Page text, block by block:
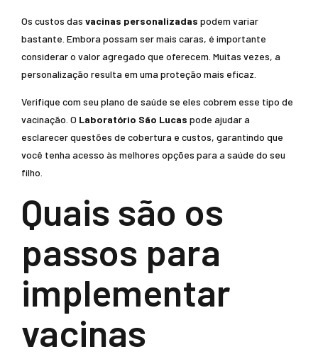
Os custos das vacinas personalizadas podem variar
bastante. Embora possam ser mais caras, é importante
considerar o valor agregado que oferecem. Muitas vezes, a
personalização resulta em uma proteção mais eficaz.
Verifique com seu plano de saúde se eles cobrem esse tipo de
vacinação. O Laboratório São Lucas pode ajudar a
esclarecer questões de cobertura e custos, garantindo que
você tenha acesso às melhores opções para a saúde do seu
filho.
Quais são os
passos para
implementar
vacinas